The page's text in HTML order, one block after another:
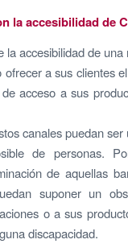
la accesibilidad de
la accesibilidad de una
a sus clientes
acceso a sus
canales puedan ser
de personas.
de aquellas
suponer un
o a sus
discapacidad.